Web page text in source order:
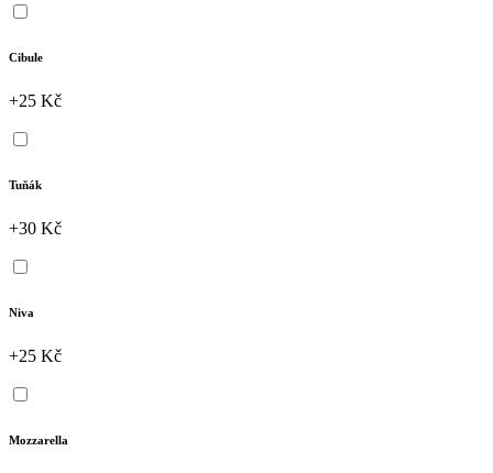
Cibule
+25 Kč
Tuňák
+30 Kč
Niva
+25 Kč
Mozzarella